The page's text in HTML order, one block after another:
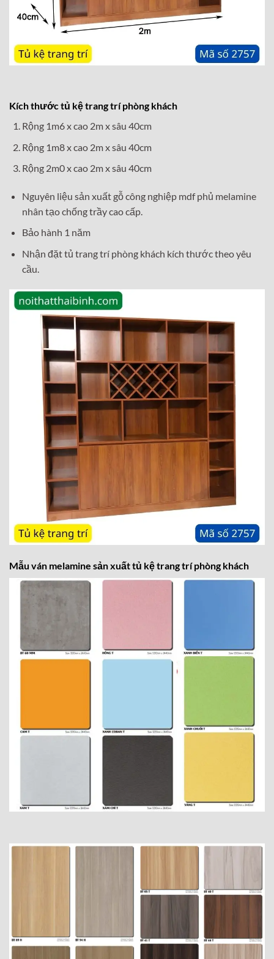
Kích thước tủ kệ trang trí phòng khách
Rộng 1m6 x cao 2m x sâu 40cm
Rộng 1m8 x cao 2m x sâu 40cm
Rộng 2m0 x cao 2m x sâu 40cm
Nguyên liệu sản xuất gỗ công nghiệp mdf phủ melamine
nhân tạo chống trầy cao cấp.
Bảo hành 1 năm
Nhận đặt tủ trang trí phòng khách kích thước theo yêu
cầu.
Mẫu ván melamine sản xuất tủ kệ trang trí phòng khách